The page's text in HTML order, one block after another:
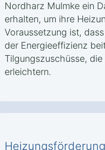
Nordharz Mulmke ein
erhalten, um ihre
Voraussetzung ist,
der Energieeffizienz
Tilgungszuschüsse,
erleichtern.